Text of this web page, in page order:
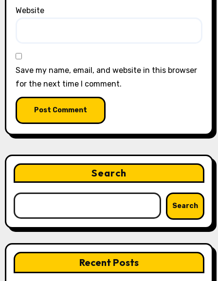
Website
Save my name, email, and website in this browser
for the next time I comment.
Search
Search
Recent Posts